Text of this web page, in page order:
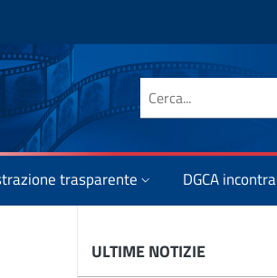
Cerca nel sito
trasparente DGCA incontra
ULTIME NOTIZIE